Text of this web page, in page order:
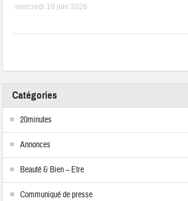
mercredi 10 juin 2026
Catégories
20minutes
Annonces
Beauté & Bien – Etre
Communiqué de presse